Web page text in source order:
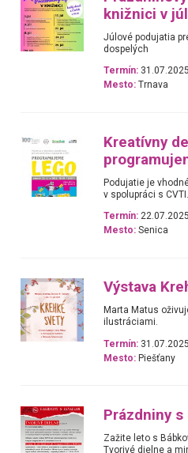
knižnici v
Júlové podujatia
dospelých
Termín:
Mesto: Trnava
Kreatívny
Podujatie je
v spolupráci s
Termín: 22.07.2025
Mesto: Senica
Výstava
Marta Matus
ilustráciami.
Termín:
Mesto: Piešťany
Prázdniny s
Zažite leto s
Tvorivé dielne a